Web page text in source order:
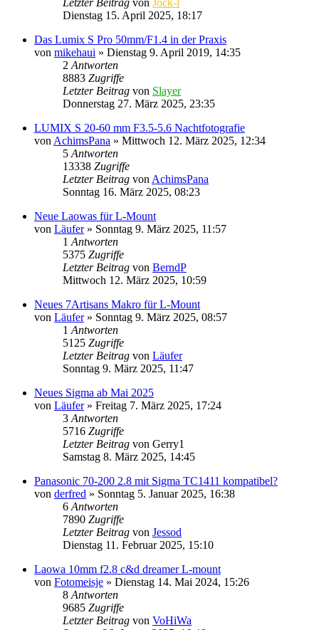
Dienstag 15. April 2025, 18:17
Das Lumix S Pro 50mm/F1.4 in der Praxis
von mikehaui » Dienstag 9. April 2019, 14:35
2 Antworten
8883 Zugriffe
Letzter Beitrag von Slayer
Donnerstag 27. März 2025, 23:35
LUMIX S 20-60 mm F3.5-5.6 Nachtfotografie
von AchimsPana » Mittwoch 12. März 2025, 12:34
5 Antworten
13338 Zugriffe
Letzter Beitrag von AchimsPana
Sonntag 16. März 2025, 08:23
Neue Laowas für L-Mount
von Läufer» Sonntag 9. März 2025, 11:57
1 Antworten
5375 Zugriffe
Letzter Beitrag von BerndP
Mittwoch 12. März 2025, 10:59
Neues 7Artisans Makro für L-Mount
von Läufer» Sonntag 9. März 2025, 08:57
1 Antworten
5125 Zugriffe
Letzter Beitrag von Läufer
Sonntag 9. März 2025, 11:47
Neues Sigma ab Mai 2025
von Läufer» Freitag 7. März 2025, 17:24
3 Antworten
5716 Zugriffe
Letzter Beitrag von Gerry1
Samstag 8. März 2025, 14:45
Panasonic 70-200 2.8 mit Sigma TC1411 kompatibel?
von derfred » Sonntag 5. Januar 2025, 16:38
6 Antworten
7890 Zugriffe
Letzter Beitrag von Jessod
Dienstag 11. Februar 2025, 15:10
Laowa 10mm f2.8 c&d dreamer L-mount
von Fotomeisje » Dienstag 14. Mai 2024, 15:26
8 Antworten
9685 Zugriffe
Letzter Beitrag von VoHiWa